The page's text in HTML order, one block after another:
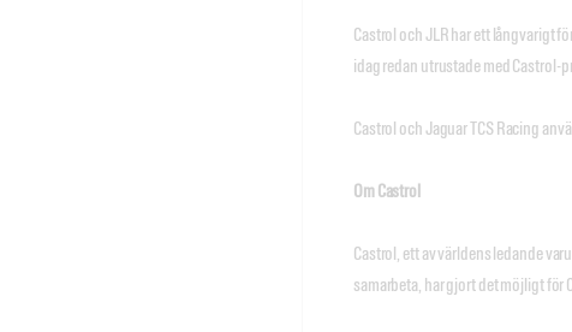
Castrol och JLR har ett långvarigt
idag redan utrustade med Castrol-
Castrol och Jaguar TCS Racing
Om Castrol
Castrol, ett av världens ledande
samarbeta, har gjort det möjligt för